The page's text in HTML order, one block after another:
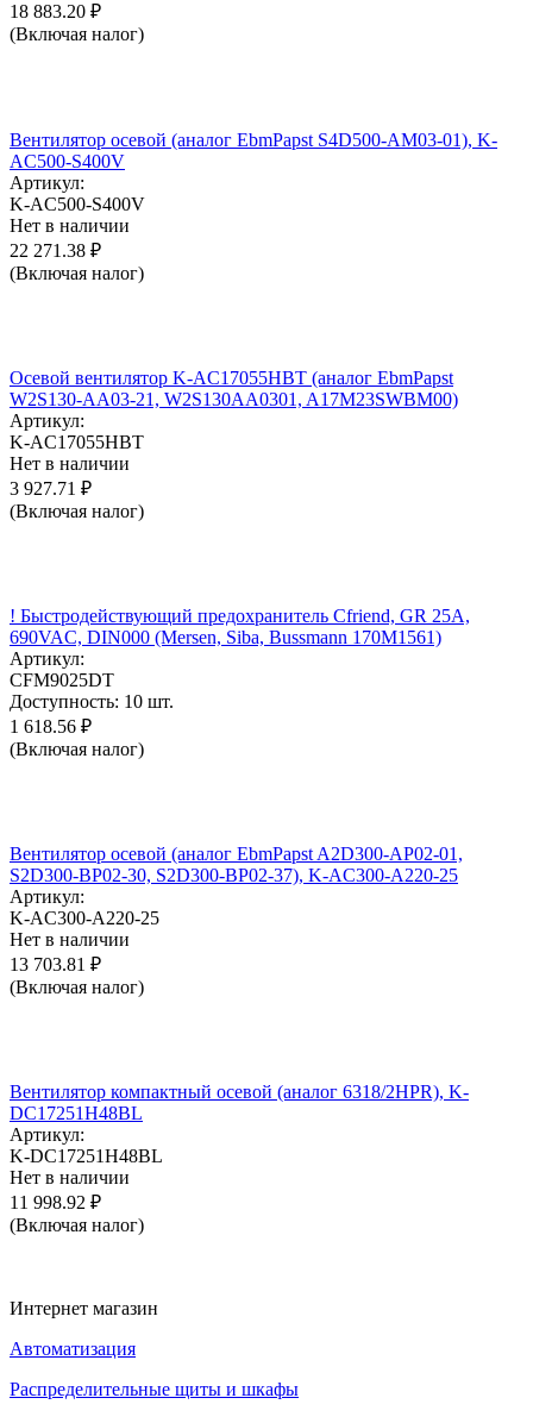
18 883.20 ₽
(Включая налог)
Вентилятор осевой (аналог EbmPapst S4D500-AM03-01), K-
AC500-S400V
Артикул:
K-AC500-S400V
Нет в наличии
22 271.38 ₽
(Включая налог)
Осевой вентилятор K-AC17055HBT (аналог EbmPapst
W2S130-AA03-21, W2S130AA0301, A17M23SWBM00)
Артикул:
K-AC17055HBT
Нет в наличии
3 927.71 ₽
(Включая налог)
! Быстродействующий предохранитель Cfriend, GR 25А,
690VAC, DIN000 (Mersen, Siba, Bussmann 170M1561)
Артикул:
CFM9025DT
Доступность: 10 шт.
1 618.56 ₽
(Включая налог)
Вентилятор осевой (аналог EbmPapst A2D300-AP02-01,
S2D300-BP02-30, S2D300-BP02-37), K-AC300-A220-25
Артикул:
K-AC300-A220-25
Нет в наличии
13 703.81 ₽
(Включая налог)
Вентилятор компактный осевой (аналог 6318/2HPR), K-
DC17251H48BL
Артикул:
K-DC17251H48BL
Нет в наличии
11 998.92 ₽
(Включая налог)
Интернет магазин
Автоматизация
Распределительные щиты и шкафы